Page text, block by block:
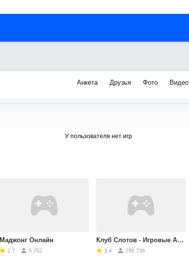
Анкета Друзья Фото Видео
У пользователя нет игр
Маджонг Онлайн
2.7 5 752
Клуб Слотов - Игровые Автоматы
3.4 785 738